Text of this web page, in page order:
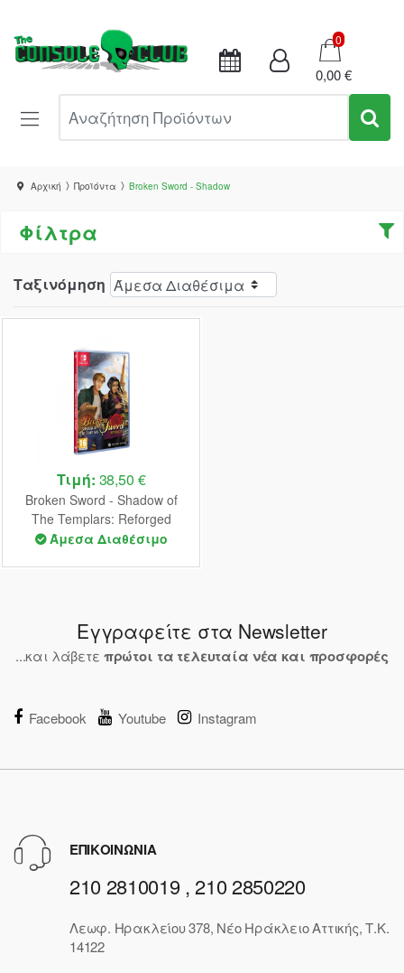
Καλάθι
0
0,00 €
Αρχική Προϊόντα Broken Sword - Shadow
Φίλτρα
Ταξινόμηση
Τιμή: 38,50 €
Broken Sword - Shadow of
The Templars: Reforged
Nintendo Switch NEW
Άμεσα Διαθέσιμο
Εγγραφείτε στα Newsletter
...και λάβετε πρώτοι τα τελευταία νέα και προσφορές
Facebook Youtube Instagram
ΕΠΙΚΟΙΝΩΝΙΑ
210 2810019 , 210 2850220
Λεωφ. Ηρακλείου 378, Νέο Ηράκλειο Αττικής, Τ.Κ.
14122